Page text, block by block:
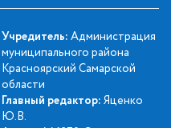
Учредитель: Администрация
муниципального района
Красноярский Самарской
области
Главный редактор: Яценко
Ю.В.